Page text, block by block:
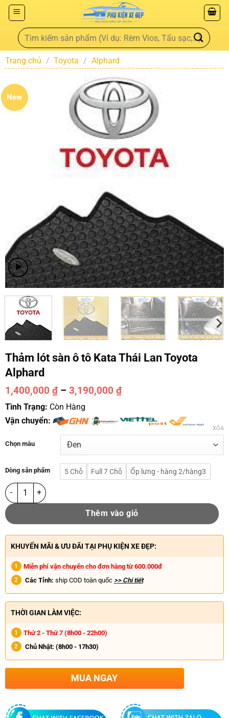
Trang chủ / Toyota / Alphard
New
Thảm lót sàn ô tô Kata Thái Lan Toyota
Alphard
1,400,000 ₫ – 3,190,000 ₫
Tình Trạng: Còn Hàng
Vận chuyển:
Chọn màu
Dòng sản phẩm 5 Chỗ Full 7 Chỗ Ốp lưng - hàng 2/hàng3
XÓA
Thêm vào giỏ
KHUYẾN MÃI & ƯU ĐÃI TẠI PHỤ KIỆN XE ĐẸP:
Miễn phí vận chuyển cho đơn hàng từ 600.000đ
Các Tỉnh: ship COD toàn quốc >> Chi tiết
THỜI GIAN LÀM VIỆC:
Thứ 2 - Thứ 7 (8h00 - 22h00)
Chủ Nhật: (8h00 - 17h30)
MUA NGAY